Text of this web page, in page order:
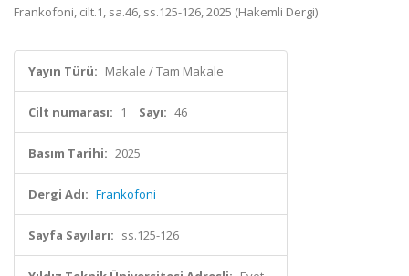
Frankofoni, cilt.1, sa.46, ss.125-126, 2025 (Hakemli Dergi)
Yayın Türü: Makale / Tam Makale
Cilt numarası: 1 Sayı: 46
Basım Tarihi: 2025
Dergi Adı: Frankofoni
Sayfa Sayıları: ss.125-126